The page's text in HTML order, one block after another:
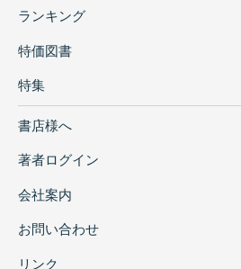
ランキング
特価図書
特集
書店様へ
著者ログイン
会社案内
お問い合わせ
リンク